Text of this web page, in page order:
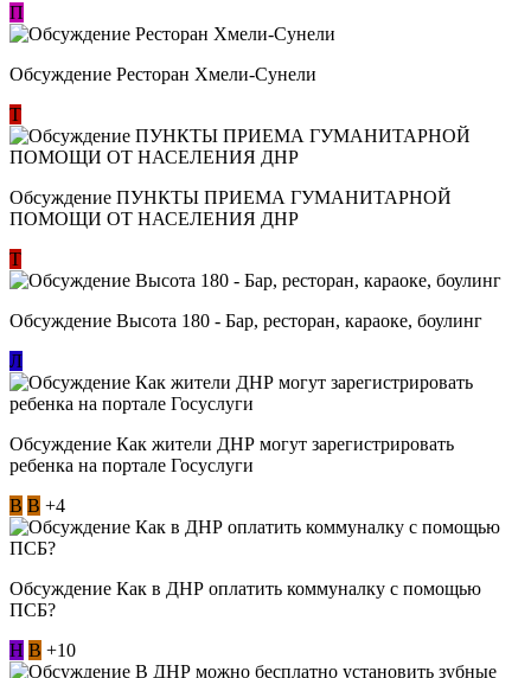
П
Обсуждение Ресторан Хмели-Сунели
Т
Обсуждение ​ПУНКТЫ ПРИЕМА ГУМАНИТАРНОЙ
ПОМОЩИ ОТ НАСЕЛЕНИЯ ДНР
Т
Обсуждение Высота 180 - Бар, ресторан, караоке, боулинг
Л
Обсуждение Как жители ДНР могут зарегистрировать
ребенка на портале Госуслуги
В В +4
Обсуждение Как в ДНР оплатить коммуналку с помощью
ПСБ?
Н В +10